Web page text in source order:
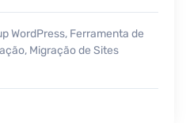
WordPress, Ferramenta de
, Migração de Sites